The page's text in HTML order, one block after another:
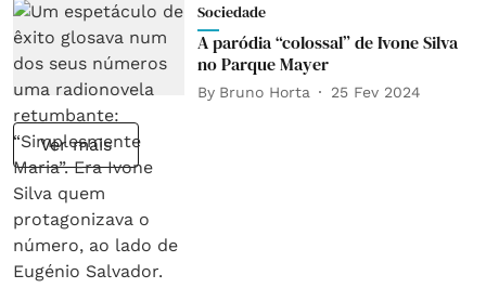
Sociedade
A paródia “colossal” de Ivone Silva
no Parque Mayer
By Bruno Horta 25 Fev 2024
Ver mais